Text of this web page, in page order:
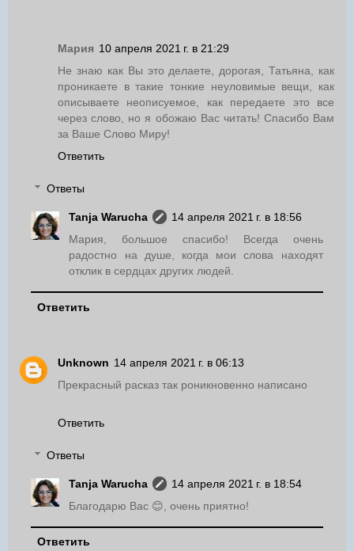
Мария 10 апреля 2021 г. в 21:29
Не знаю как Вы это делаете, дорогая, Татьяна, как
проникаете в такие тонкие неуловимые вещи, как
описываете неописуемое, как передаете это все
через слово, но я обожаю Вас читать! Спасибо Вам
за Ваше Слово Миру!
Ответить
Ответы
Tanja Warucha
14 апреля 2021 г. в 18:56
Мария, большое спасибо! Всегда очень
радостно на душе, когда мои слова находят
отклик в сердцах других людей.
Ответить
Unknown 14 апреля 2021 г. в 06:13
Прекрасный расказ так роникновенно написано
Ответить
Ответы
Tanja Warucha
14 апреля 2021 г. в 18:54
Благодарю Вас 😊, очень приятно!
Ответить